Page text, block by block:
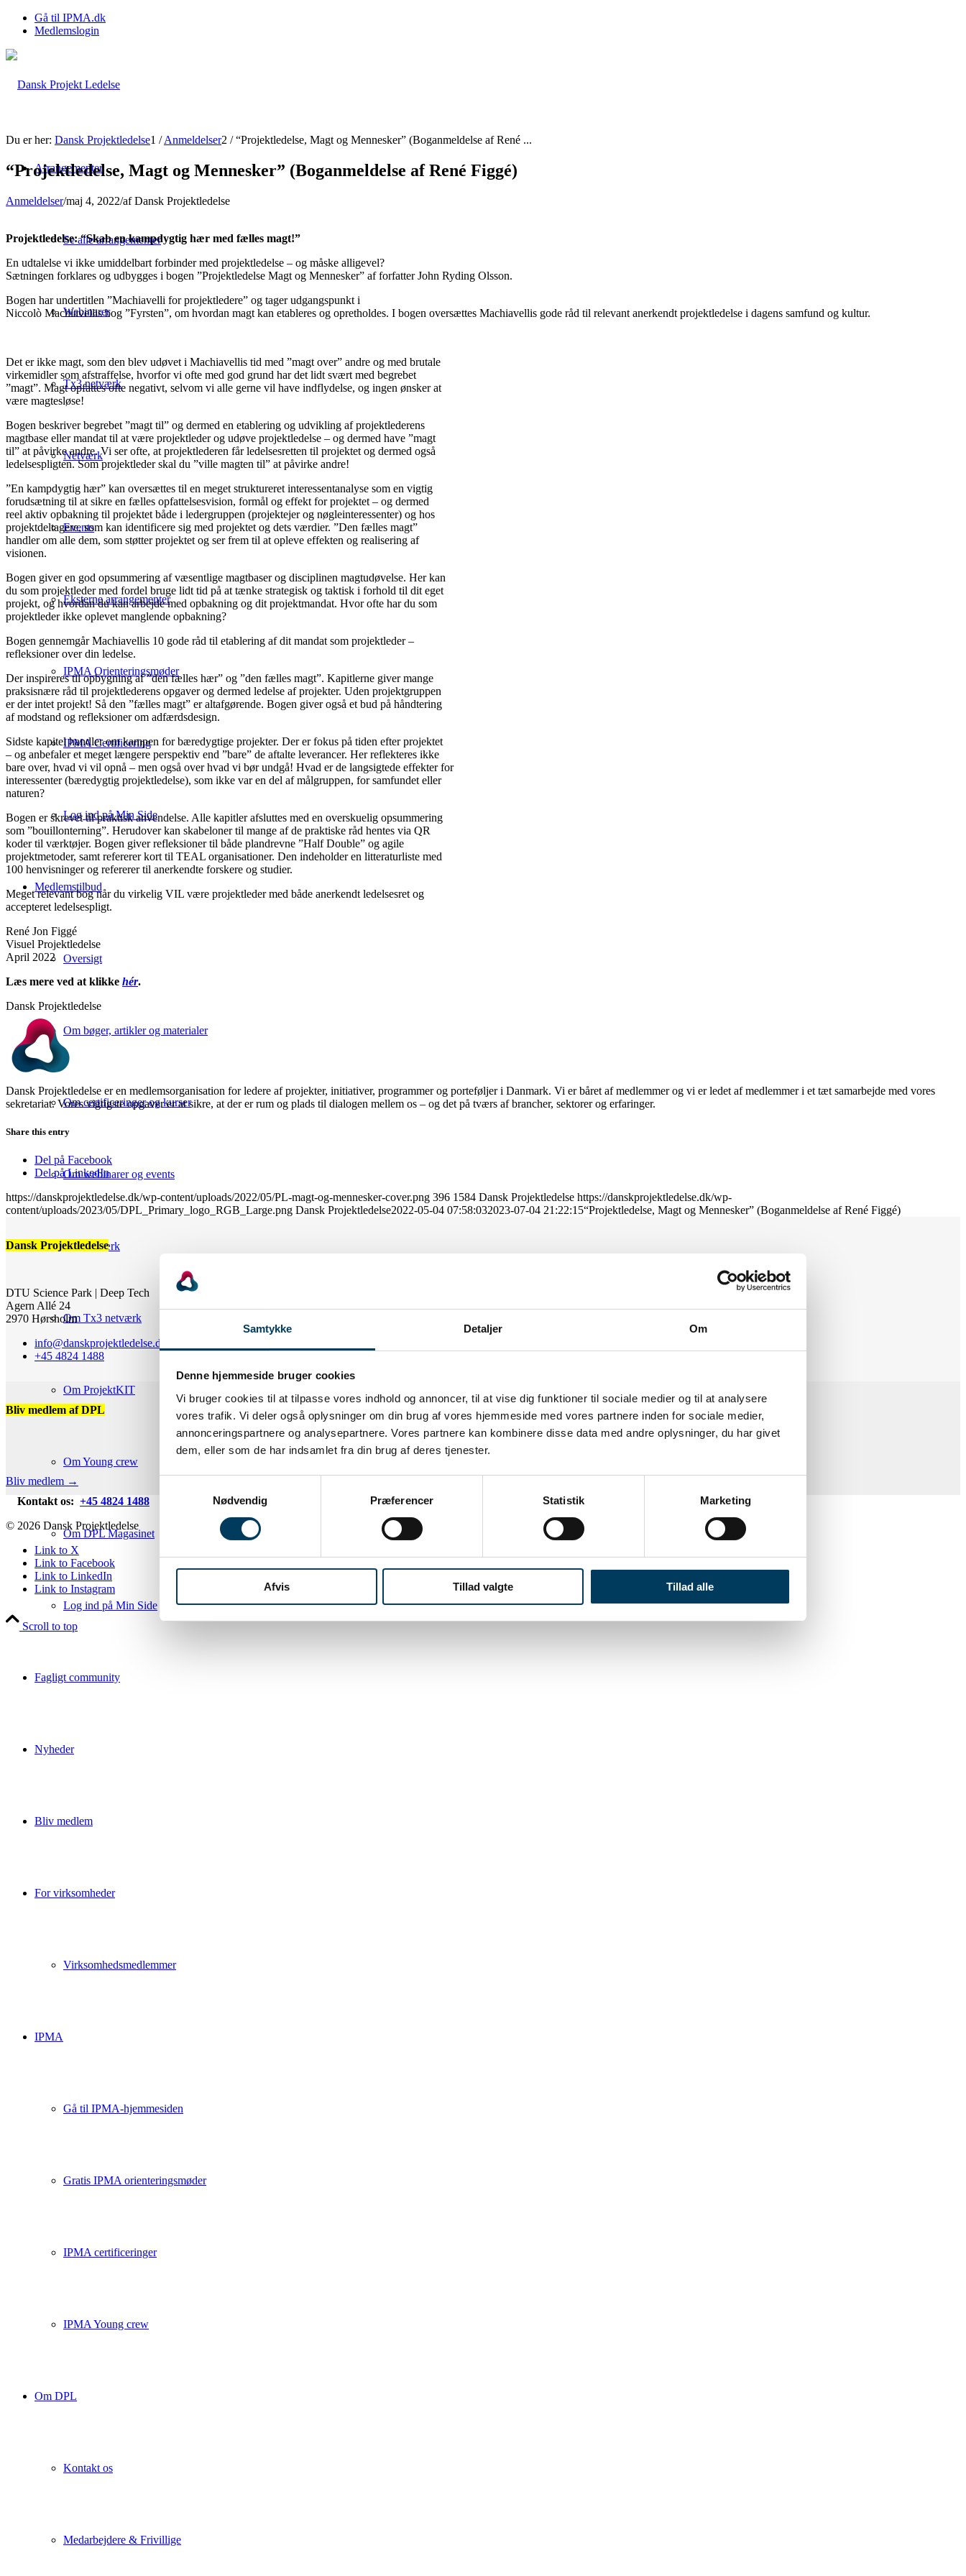
Samtykke Detaljer Om
Denne hjemmeside bruger cookies
Vi bruger cookies til at tilpasse vores indhold og annoncer, til at vise dig funktioner til sociale medier og til at analysere
vores trafik. Vi deler også oplysninger om din brug af vores hjemmeside med vores partnere inden for sociale medier,
annonceringspartnere og analysepartnere. Vores partnere kan kombinere disse data med andre oplysninger, du har givet
dem, eller som de har indsamlet fra din brug af deres tjenester.
Nødvendig
Præferencer Statistik Marketing
Afvis Tillad valgte Tillad alle
Gå til IPMA.dk
Medlemslogin
Arrangementer
Se alle arrangementer
Webinarer
Tx3 netværk
Netværk
Events
Eksterne arrangementer
IPMA Orienteringsmøder
IPMA Certificering
Log ind på Min Side
Medlemstilbud
Oversigt
Om bøger, artikler og materialer
Om certificeringer og kurser
Om webinarer og events
Om netværk
Om Tx3 netværk
Om ProjektKIT
Om Young crew
Om DPL Magasinet
Log ind på Min Side
Fagligt community
Nyheder
Bliv medlem
For virksomheder
Virksomhedsmedlemmer
IPMA
Gå til IPMA-hjemmesiden
Gratis IPMA orienteringsmøder
IPMA certificeringer
IPMA Young crew
Om DPL
Kontakt os
Medarbejdere & Frivillige
Du er her: Dansk Projektledelse1 / Anmeldelser2 / “Projektledelse, Magt og Mennesker” (Boganmeldelse af René ...
“Projektledelse, Magt og Mennesker” (Boganmeldelse af René Figgé)
Anmeldelser/maj 4, 2022/afDansk Projektledelse
Projektledelse: “Skab en kampdygtig hær med fælles magt!”
En udtalelse vi ikke umiddelbart forbinder med projektledelse – og måske alligevel?
Sætningen forklares og udbygges i bogen ”Projektledelse Magt og Mennesker” af forfatter John Ryding Olsson.
Bogen har undertitlen ”Machiavelli for projektledere” og tager udgangspunkt i
Niccolò Machiavellis bog ”Fyrsten”, om hvordan magt kan etableres og opretholdes. I bogen oversættes Machiavellis gode råd til relevant anerkendt projektledelse i dagens samfund og kultur.
Det er ikke magt, som den blev udøvet i Machiavellis tid med ”magt over” andre og med brutale
virkemidler som afstraffelse, hvorfor vi ofte med god grund har det lidt svært med begrebet
”magt”. Magt opfattes ofte negativt, selvom vi alle gerne vil have indflydelse, og ingen ønsker at
være magtesløse!
Bogen beskriver begrebet ”magt til” og dermed en etablering og udvikling af projektlederens
magtbase eller mandat til at være projektleder og udøve projektledelse – og dermed have ”magt
til” at påvirke andre. Vi ser ofte, at projektlederen får ledelsesretten til projektet og dermed også
ledelsespligten. Som projektleder skal du ”ville magten til” at påvirke andre!
”En kampdygtig hær” kan oversættes til en meget struktureret interessentanalyse som en vigtig
forudsætning til at sikre en fælles opfattelsesvision, formål og effekt for projektet – og dermed
reel aktiv opbakning til projektet både i ledergruppen (projektejer og nøgleinteressenter) og hos
projektdeltagere, som kan identificere sig med projektet og dets værdier. ”Den fælles magt”
handler om alle dem, som støtter projektet og ser frem til at opleve effekten og realisering af
visionen.
Bogen giver en god opsummering af væsentlige magtbaser og disciplinen magtudøvelse. Her kan
du som projektleder med fordel bruge lidt tid på at tænke strategisk og taktisk i forhold til dit eget
projekt, og hvordan du kan arbejde med opbakning og dit projektmandat. Hvor ofte har du som
projektleder ikke oplevet manglende opbakning?
Bogen gennemgår Machiavellis 10 gode råd til etablering af dit mandat som projektleder –
refleksioner over din ledelse.
Der inspireres til opbygning af ”den fælles hær” og ”den fælles magt”. Kapitlerne giver mange
praksisnære råd til projektlederens opgaver og dermed ledelse af projekter. Uden projektgruppen
er der intet projekt! Så den ”fælles magt” er altafgørende. Bogen giver også et bud på håndtering
af modstand og refleksioner om adfærdsdesign.
Sidste kapitel handler om kampen for bæredygtige projekter. Der er fokus på tiden efter projektet
– og anbefaler et meget længere perspektiv end ”bare” de aftalte leverancer. Her reflekteres ikke
bare over, hvad vi vil opnå – men også over hvad vi bør undgå! Hvad er de langsigtede effekter for
interessenter (bæredygtig projektledelse), som ikke var en del af målgruppen, for samfundet eller
naturen?
Bogen er skrevet til praktisk anvendelse. Alle kapitler afsluttes med en overskuelig opsummering
som ”bouillonterning”. Herudover kan skabeloner til mange af de praktiske råd hentes via QR
koder til værktøjer. Bogen giver refleksioner til både plandrevne ”Half Double” og agile
projektmetoder, samt refererer kort til TEAL organisationer. Den indeholder en litteraturliste med
100 henvisninger og refererer til anerkendte forskere og studier.
Meget relevant bog når du virkelig VIL være projektleder med både anerkendt ledelsesret og
accepteret ledelsespligt.
René Jon Figgé
Visuel Projektledelse
April 2022
Læs mere ved at klikke hér.
Dansk Projektledelse
Dansk Projektledelse er en medlemsorganisation for ledere af projekter, initiativer, programmer og porteføljer i Danmark. Vi er båret af medlemmer og vi er ledet af medlemmer i et tæt samarbejde med vores
sekretariat. Vores vigtigste opgaver er at sikre, at der er rum og plads til dialogen mellem os – og det på tværs af brancher, sektorer og erfaringer.
Share this entry
Del på Facebook
Del på LinkedIn
https://danskprojektledelse.dk/wp-content/uploads/2022/05/PL-magt-og-mennesker-cover.png 396 1584 Dansk Projektledelse https://danskprojektledelse.dk/wp-
content/uploads/2023/05/DPL_Primary_logo_RGB_Large.png Dansk Projektledelse2022-05-04 07:58:032023-07-04 21:22:15“Projektledelse, Magt og Mennesker” (Boganmeldelse af René Figgé)
Dansk Projektledelse
DTU Science Park | Deep Tech
Agern Allé 24
2970 Hørsholm
info@danskprojektledelse.dk
+45 4824 1488
Bliv medlem af DPL
Som medlem af Dansk Projektledelse bliver du en del af Danmarks stærkeste netværk, med det bæredygtige projekt i fokus.
Bliv medlem →
Kontakt os: +45 4824 1488
info@danskprojektledelse.dk
© 2026 Dansk Projektledelse
Link to X
Link to Facebook
Link to LinkedIn
Link to Instagram
Scroll to top